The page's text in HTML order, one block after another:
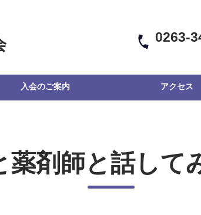
0263-
入会のご案内 アクセス
薬剤師と話して